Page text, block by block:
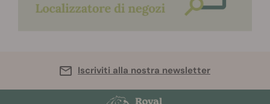
Iscriviti alla nostra newsletter